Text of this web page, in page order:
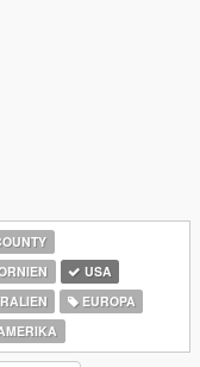
USA
EUROPA